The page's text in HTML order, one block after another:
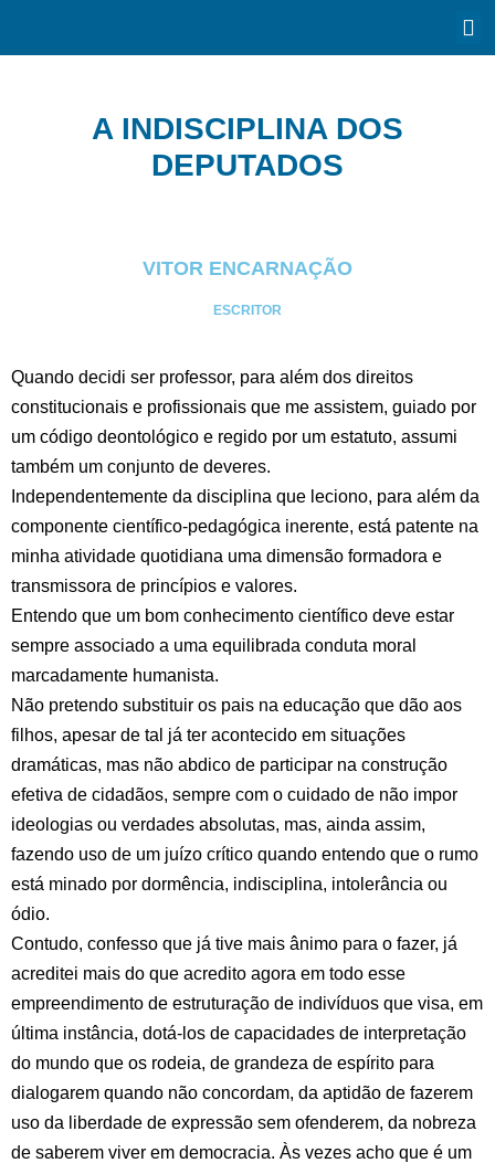
A INDISCIPLINA DOS
DEPUTADOS
VITOR ENCARNAÇÃO
ESCRITOR
Quando decidi ser professor, para além dos direitos
constitucionais e profissionais que me assistem, guiado por
um código deontológico e regido por um estatuto, assumi
também um conjunto de deveres.
Independentemente da disciplina que leciono, para além da
componente científico-pedagógica inerente, está patente na
minha atividade quotidiana uma dimensão formadora e
transmissora de princípios e valores.
Entendo que um bom conhecimento científico deve estar
sempre associado a uma equilibrada conduta moral
marcadamente humanista.
Não pretendo substituir os pais na educação que dão aos
filhos, apesar de tal já ter acontecido em situações
dramáticas, mas não abdico de participar na construção
efetiva de cidadãos, sempre com o cuidado de não impor
ideologias ou verdades absolutas, mas, ainda assim,
fazendo uso de um juízo crítico quando entendo que o rumo
está minado por dormência, indisciplina, intolerância ou
ódio.
Contudo, confesso que já tive mais ânimo para o fazer, já
acreditei mais do que acredito agora em todo esse
empreendimento de estruturação de indivíduos que visa, em
última instância, dotá-los de capacidades de interpretação
do mundo que os rodeia, de grandeza de espírito para
dialogarem quando não concordam, da aptidão de fazerem
uso da liberdade de expressão sem ofenderem, da nobreza
de saberem viver em democracia. Às vezes acho que é um